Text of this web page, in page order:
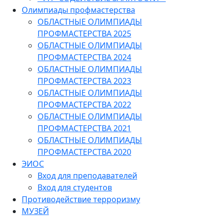
Олимпиады профмастерства
ОБЛАСТНЫЕ ОЛИМПИАДЫ
ПРОФМАСТЕРСТВА 2025
ОБЛАСТНЫЕ ОЛИМПИАДЫ
ПРОФМАСТЕРСТВА 2024
ОБЛАСТНЫЕ ОЛИМПИАДЫ
ПРОФМАСТЕРСТВА 2023
ОБЛАСТНЫЕ ОЛИМПИАДЫ
ПРОФМАСТЕРСТВА 2022
ОБЛАСТНЫЕ ОЛИМПИАДЫ
ПРОФМАСТЕРСТВА 2021
ОБЛАСТНЫЕ ОЛИМПИАДЫ
ПРОФМАСТЕРСТВА 2020
ЭИОС
Вход для преподавателей
Вход для студентов
Противодействие терроризму
МУЗЕЙ